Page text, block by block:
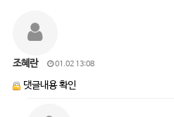
조혜란 01.02 13:08
댓글내용 확인